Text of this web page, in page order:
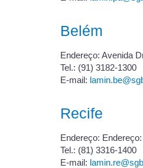
Belém
Endereço: Avenida
Tel.: (91) 3182-1300
E-mail:
Recife
Endereço:
Tel.: (81) 3316-1400
E-mail: